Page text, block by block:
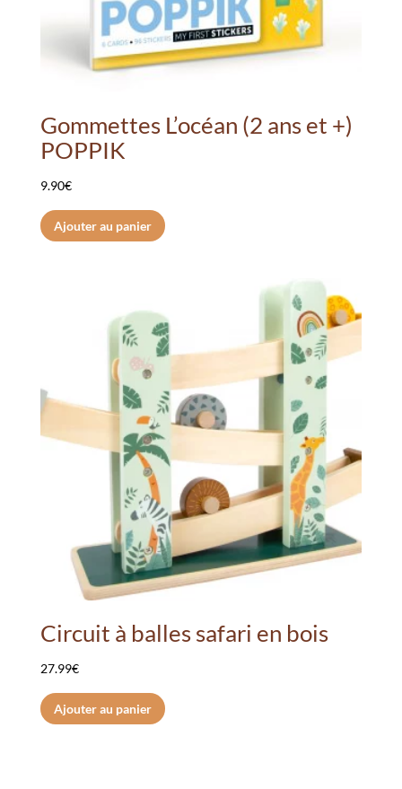
Gommettes L’océan (2 ans et +)
POPPIK
9.90€
Ajouter au panier
Circuit à balles safari en bois
27.99€
Ajouter au panier